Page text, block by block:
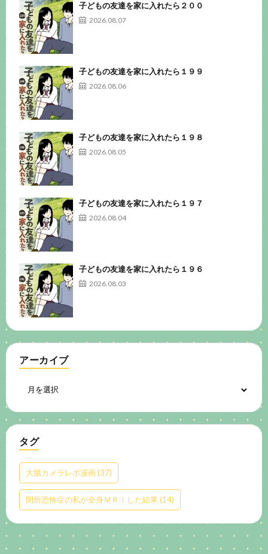
子どもの友達を家に入れたら２００
2026.08.07
子どもの友達を家に入れたら１９９
2026.08.06
子どもの友達を家に入れたら１９８
2026.08.05
子どもの友達を家に入れたら１９７
2026.08.04
子どもの友達を家に入れたら１９６
2026.08.03
アーカイブ
タグ
大腸カメラレポ漫画(37)
閉所恐怖症の私が全身ＭＲＩした結果(14)